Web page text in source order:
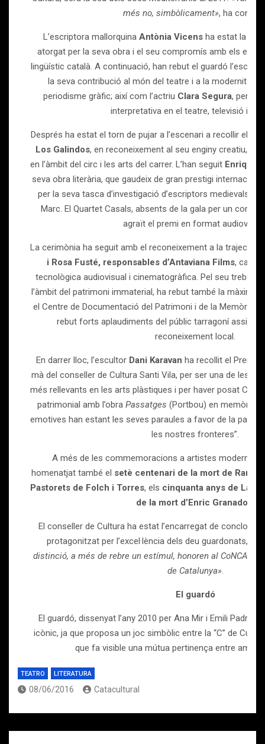
més no, simbòlicament», ha
L’escriptora mallorquina Antònia Vicensha estat la
atorgat per la seva obra i el seu compromís amb els
lingüístic català. A continuació, han rebut el guardó
la seva contribució al món del teatre i a la
periodisme gràfic; així com l’actriu Clara Segura, per la
interpretativa en el teatre, televisió i
Després ha estat el torn de pujar a l’escenari a recollir el
Los Galindos, en reconeixement al seu enginy creatiu, la
en l’àmbit del circ i les arts del carrer. L’han seguit Enrique
seva obra literària, que gaudeix de gran prestigi
per la seva tasca d’investigació d’escriptors medievals
Marc. El Quartet Casals, absents de la gala per un
agraït el premi en format
La cerimònia ha seguit amb el reconeixement a la
i Rosa Fusté, responsables d’Antaviana Films,
tecnològica audiovisual i cinematogràfica. Pel seu treball
l’àmbit del patrimoni immaterial, ha rebut també la màxima
el Centre de Documentació del Patrimoni i de la Memòria/
rebut forts aplaudiments del públic tarragoní
reconeixement local.
En darrer lloc, l’escultor Dani Karavan ha recollit el Premi
mà del conseller de Cultura Santi Vila, per ser una de les
més rellevants en les arts plàstiques i per haver posat
patrimonial amb l’obra Passatges (Portbou) en memòria
emotives han estant les seves paraules a favor de la pau:
les nostres fronteres”.
A més de les commemoracions a artistes
homenatjat també el setè centenari de la mort de
Pastorets de Folch i Torres, els cinquanta anys de La
de la mort d’Enric Granados
El conseller de Cultura ha estat l’encarregat de
protagonitzat per l’excel·lència dels deu guardonats,
distinció, a més de rebre un estímul, honoren al CoNCA i
de Catalunya».
El guardó
El guardó, dissenyat l’any 2010 per Ana Mir i Emili
icònic, ja que proposa un joc simbòlic entre la “C” de
que fa visible una mútua pertinença entre
TEATRO LITERATURA
08/06/2016 Catacultural